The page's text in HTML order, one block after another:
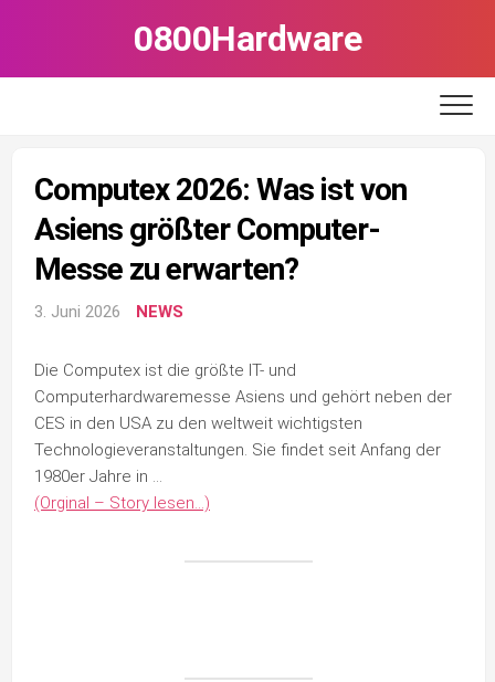
0800Hardware
Computex 2026: Was ist von
Asiens größter Computer-
Messe zu erwarten?
3. Juni 2026 NEWS
Die Computex ist die größte IT- und
Computerhardwaremesse Asiens und gehört neben der
CES in den USA zu den weltweit wichtigsten
Technologieveranstaltungen. Sie findet seit Anfang der
1980er Jahre in …
(Orginal – Story lesen…)